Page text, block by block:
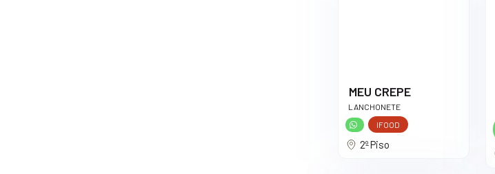
MEU CREPE
LANCHONETE
IFOOD
2º Piso